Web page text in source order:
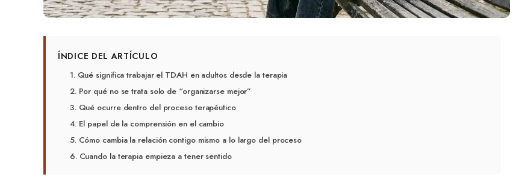
ÍNDICE DEL ARTÍCULO
Qué significa trabajar el TDAH en adultos desde la terapia
Por qué no se trata solo de “organizarse mejor”
Qué ocurre dentro del proceso terapéutico
El papel de la comprensión en el cambio
Cómo cambia la relación contigo mismo a lo largo del proceso
Cuando la terapia empieza a tener sentido